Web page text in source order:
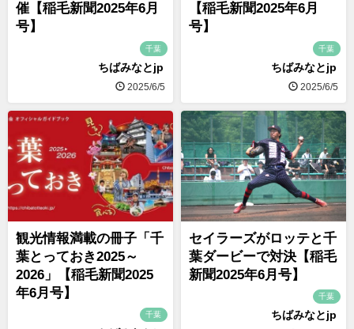
催【稲毛新聞2025年6月
号】
千葉
ちばみなとjp
2025/6/5
【稲毛新聞2025年6月
号】
千葉
ちばみなとjp
2025/6/5
観光情報満載の冊子「千
葉とっておき2025～
2026」【稲毛新聞2025
年6月号】
千葉
セイラーズがロッテと千
葉ダービーで対決【稲毛
新聞2025年6月号】
千葉
ちばみなとjp